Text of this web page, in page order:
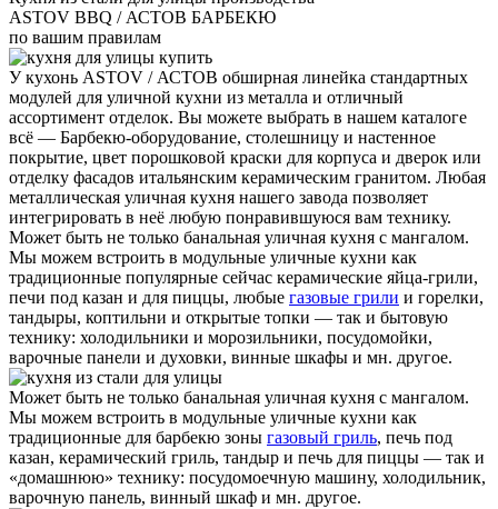
ASTOV BBQ / АСТОВ БАРБЕКЮ
по вашим правилам
У кухонь ASTOV / АСТОВ обширная линейка стандартных
модулей для уличной кухни из металла и отличный
ассортимент отделок. Вы можете выбрать в нашем каталоге
всё — Барбекю-оборудование, столешницу и настенное
покрытие, цвет порошковой краски для корпуса и дверок или
отделку фасадов итальянским керамическим гранитом. Любая
металлическая уличная кухня нашего завода позволяет
интегрировать в неё любую понравившуюся вам технику.
Может быть не только банальная уличная кухня с мангалом.
Мы можем встроить в модульные уличные кухни как
традиционные популярные сейчас керамические яйца-грили,
печи под казан и для пиццы, любые газовые грили и горелки,
тандыры, коптильни и открытые топки — так и бытовую
технику: холодильники и морозильники, посудомойки,
варочные панели и духовки, винные шкафы и мн. другое.
Может быть не только банальная уличная кухня с мангалом.
Мы можем встроить в модульные уличные кухни как
традиционные для барбекю зоны газовый гриль, печь под
казан, керамический гриль, тандыр и печь для пиццы — так и
«домашнюю» технику: посудомоечную машину, холодильник,
варочную панель, винный шкаф и мн. другое.